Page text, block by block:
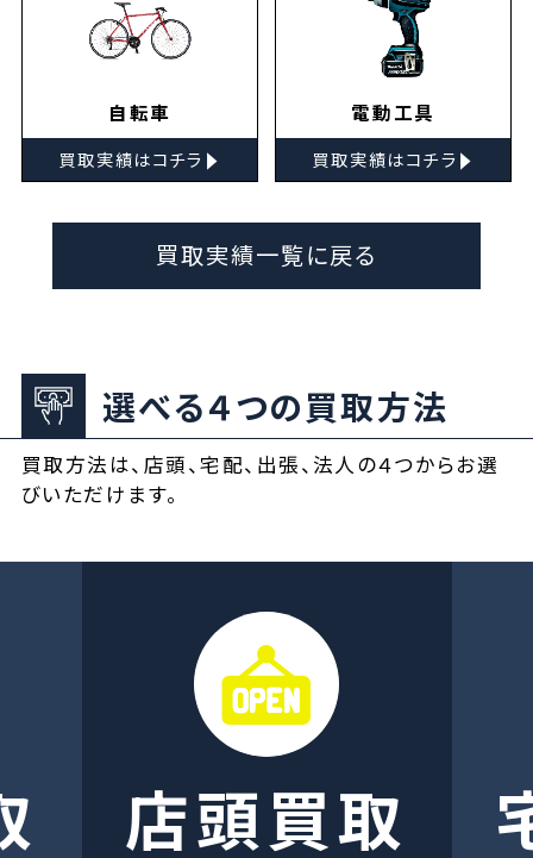
自転車
買取実績はコチラ ▸
電動工具
買取実績はコチラ ▸
買取実績一覧に戻る
選べる４つの買取方法
買取方法は、店頭、宅配、出張、法人の４つからお選
びいただけます。
店頭買取